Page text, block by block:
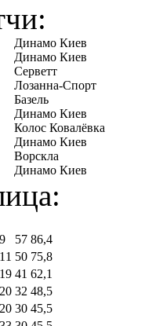
Динамо Киев
Динамо Киев
Серветт
Лозанна-Спорт
Базель
Динамо Киев
Колос Ковалёвка
Динамо Киев
Ворскла
Динамо Киев
57 86,4
50 75,8
41 62,1
32 48,5
30 45,5